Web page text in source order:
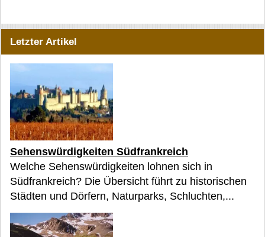
Letzter Artikel
Sehenswürdigkeiten Südfrankreich
Welche Sehenswürdigkeiten lohnen sich in
Südfrankreich? Die Übersicht führt zu historischen
Städten und Dörfern, Naturparks, Schluchten,...